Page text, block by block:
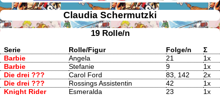
Claudia Schermutzki
19 Rolle/n
Serie Rolle/Figur Folge/n
Σ
Barbie
Angela 21
1x
Barbie
Stefanie 9
1x
Die drei ???
Carol Ford 83, 142
2x
Die drei ???
Rossings Assistentin 42
1x
Knight Rider
Esmeralda 23
1x